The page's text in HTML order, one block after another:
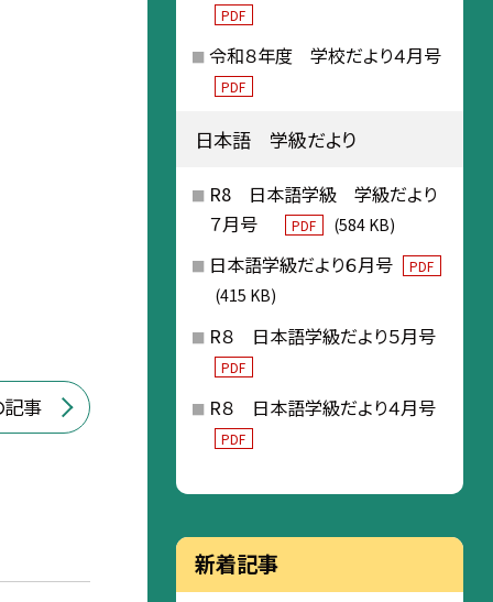
事
PDF
令和８年度 学校だより４月号
PDF
日本語 学級だより
R8 日本語学級 学級だより
７月号
PDF (584 KB)
日本語学級だより６月号 PDF
(415 KB)
R８ 日本語学級だより５月号
PDF
R８ 日本語学級だより４月号
PDF
新着記事